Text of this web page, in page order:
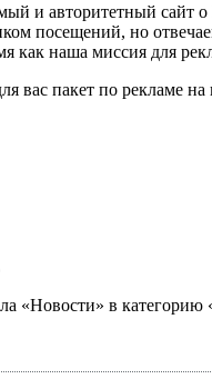
и авторитетный сайт о
посещений, но
как наша миссия для
вас пакет по рекламе на
«Новости» в